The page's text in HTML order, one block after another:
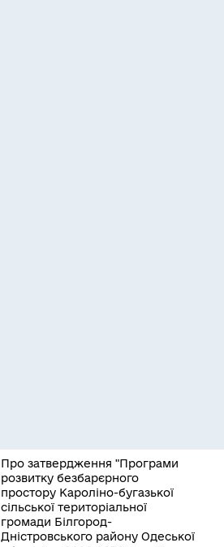
Про затвердження "Програми
розвитку безбарєрного
простору Кароліно-бугазької
сільської територіальної
громади Білгород-
Дністровського району Одеської